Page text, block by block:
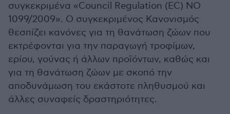
συγκεκριμένα «Council Regulation (EC) NO
1099/2009». Ο συγκεκριμένος Κανονισμός
θεσπίζει κανόνες για τη θανάτωση ζώων που
εκτρέφονται για την παραγωγή τροφίμων,
ερίου, γούνας ή άλλων προϊόντων, καθώς και
για τη θανάτωση ζώων με σκοπό την
αποδυνάμωση του εκάστοτε πληθυσμού και
άλλες συναφείς δραστηριότητες.